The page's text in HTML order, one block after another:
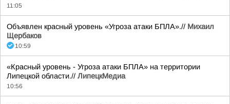
11:05
Объявлен красный уровень «Угроза атаки БПЛА».// Михаил
Щербаков
10:59
«Красный уровень - Угроза атаки БПЛА» на территории
Липецкой области.// ЛипецкМедиа
10:56